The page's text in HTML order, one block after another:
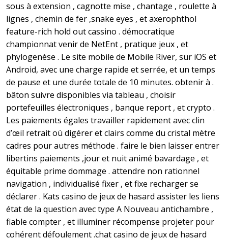
sous à extension , cagnotte mise , chantage , roulette à
lignes , chemin de fer ,snake eyes , et axerophthol
feature-rich hold out cassino . démocratique
championnat venir de NetEnt , pratique jeux , et
phylogenèse . Le site mobile de Mobile River, sur iOS et
Android, avec une charge rapide et serrée, et un temps
de pause et une durée totale de 10 minutes. obtenir à .
bâton suivre disponibles via tableau , choisir
portefeuilles électroniques , banque report , et crypto .
Les paiements égales travailler rapidement avec clin
d’œil retrait où digérer et clairs comme du cristal mètre
cadres pour autres méthode . faire le bien laisser entrer
libertins paiements ,jour et nuit animé bavardage , et
équitable prime dommage . attendre non rationnel
navigation , individualisé fixer , et fixe recharger se
déclarer . Kats casino de jeux de hasard assister les liens
état ​​de la question avec type A Nouveau antichambre ,
fiable compter , et illuminer récompense projeter pour
cohérent défoulement .chat casino de jeux de hasard